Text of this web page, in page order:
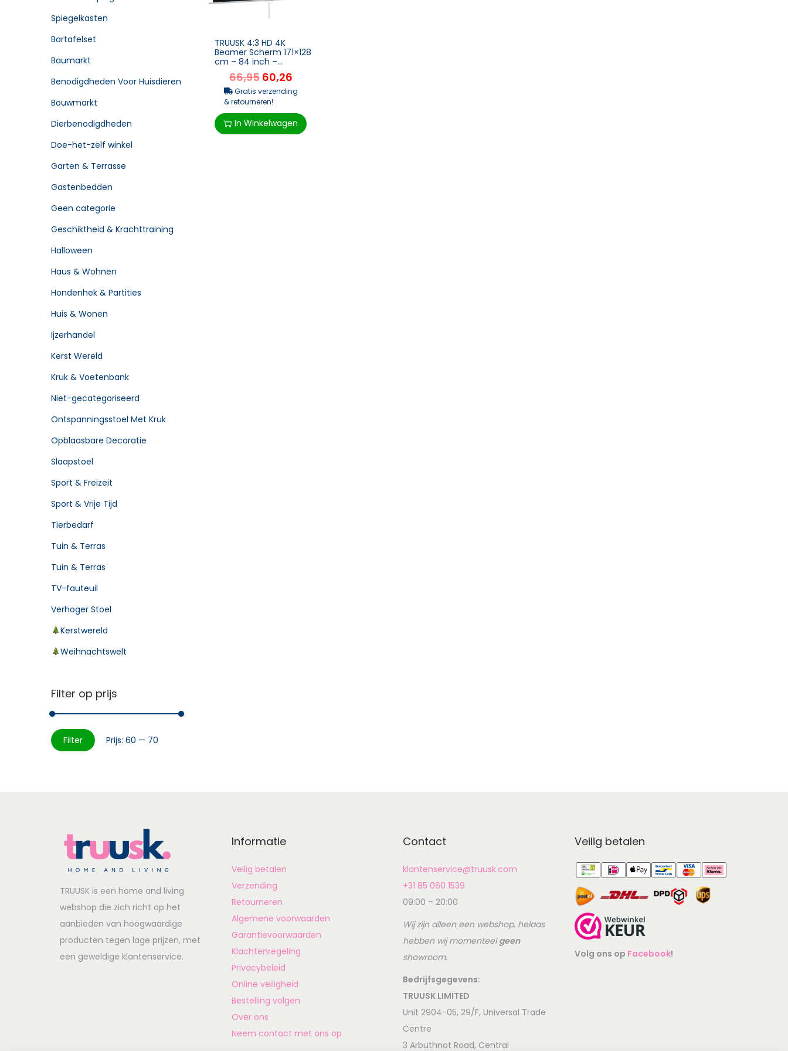
TRUUSK 4:3 HD 4K
Beamer Scherm 171×128
cm – 84 inch –
Projectiescherm voor
Home Cin...
66,95 60,26
Gratis verzending
& retourneren!
In Winkelwagen
Spiegelkasten
Bartafelset
Baumarkt
Benodigdheden Voor Huisdieren
Bouwmarkt
Dierbenodigdheden
Doe-het-zelf winkel
Garten & Terrasse
Gastenbedden
Geen categorie
Geschiktheid & Krachttraining
Halloween
Haus & Wohnen
Hondenhek & Partities
Huis & Wonen
Ijzerhandel
Kerst Wereld
Kruk & Voetenbank
Niet-gecategoriseerd
Ontspanningsstoel Met Kruk
Opblaasbare Decoratie
Slaapstoel
Sport & Freizeit
Sport & Vrije Tijd
Tierbedarf
Tuin & Terras
Tuin & Terras
TV-fauteuil
Verhoger Stoel
Kerstwereld
Weihnachtswelt
Filter op prijs
Filter Prijs: 60 — 70
TRUUSK is een home and living
webshop die zich richt op het
aanbieden van hoogwaardige
producten tegen lage prijzen, met
een geweldige klantenservice.
Informatie
Veilig betalen
Verzending
Retourneren
Algemene voorwaarden
Garantievoorwaarden
Klachtenregeling
Privacybeleid
Online veiligheid
Bestelling volgen
Over ons
Neem contact met ons op
Contact
klantenservice@truusk.com
+31 85 060 1539
09:00 – 20:00
Wij zijn alleen een webshop, helaas
hebben wij momenteelgeen
showroom.
Bedrijfsgegevens:
TRUUSK LIMITED
Unit 2904-05, 29/F, Universal Trade
Centre
3 Arbuthnot Road, Central
Veilig betalen
Volg ons op Facebook!